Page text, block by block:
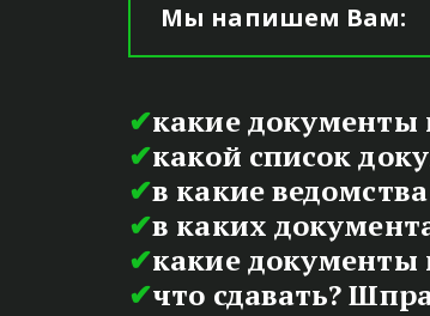
Мы напишем Вам:
✔какие документы
✔какой список
✔в какие
✔в каких
✔какие документы
✔что сдавать?